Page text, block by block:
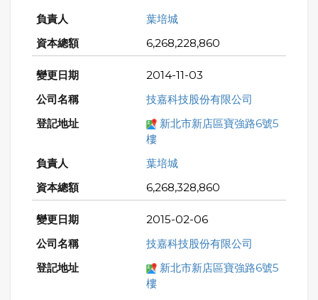
葉培城
6,268,228,860
2014-11-03
技嘉科技股份有限公司
新北市新店區寶強路6號5
樓
葉培城
6,268,328,860
2015-02-06
技嘉科技股份有限公司
新北市新店區寶強路6號5
樓